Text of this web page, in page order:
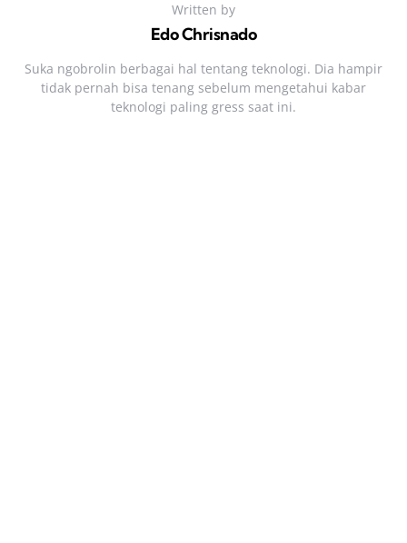
Written by
Edo Chrisnado
Suka ngobrolin berbagai hal tentang teknologi. Dia hampir
tidak pernah bisa tenang sebelum mengetahui kabar
teknologi paling gress saat ini.